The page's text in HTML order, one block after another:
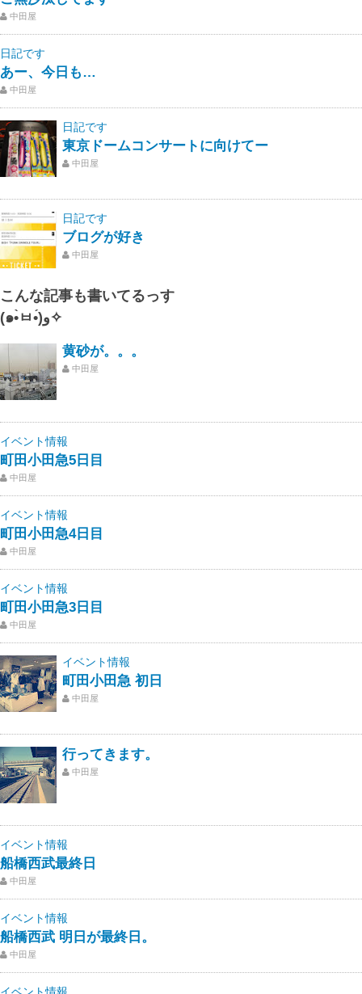
中田屋
日記です
あー、今日も…
中田屋
日記です
東京ドームコンサートに向けてー
中田屋
日記です
ブログが好き
中田屋
こんな記事も書いてるっす
(๑•̀ㅂ•́)و✧
黄砂が。。。
中田屋
イベント情報
町田小田急5日目
中田屋
イベント情報
町田小田急4日目
中田屋
イベント情報
町田小田急3日目
中田屋
イベント情報
町田小田急 初日
中田屋
行ってきます。
中田屋
イベント情報
船橋西武最終日
中田屋
イベント情報
船橋西武 明日が最終日。
中田屋